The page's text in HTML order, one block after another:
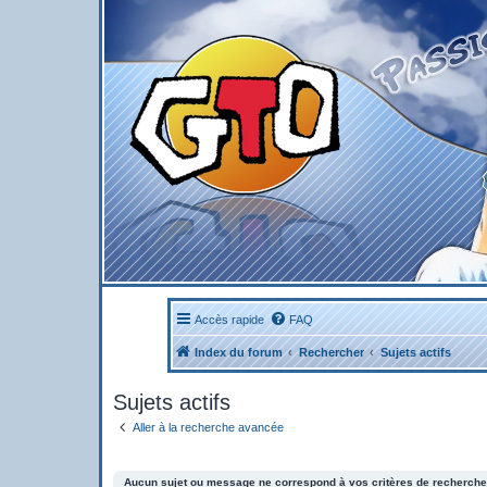
Accès rapide FAQ
Index du forum Rechercher Sujets actifs
Sujets actifs
Aller à la recherche avancée
Aucun sujet ou message ne correspond à vos critères de